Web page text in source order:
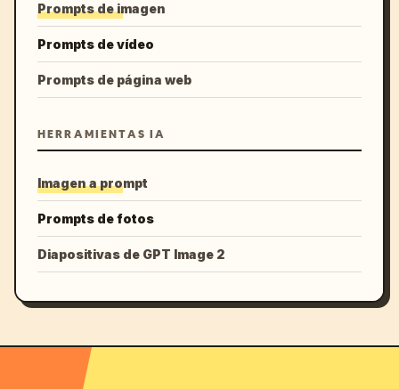
Prompts de imagen
Prompts de vídeo
Prompts de página web
HERRAMIENTAS IA
Imagen a prompt
Prompts de fotos
Diapositivas de GPT Image 2